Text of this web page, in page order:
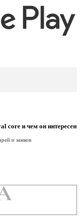
core и чем он интересен
и замков